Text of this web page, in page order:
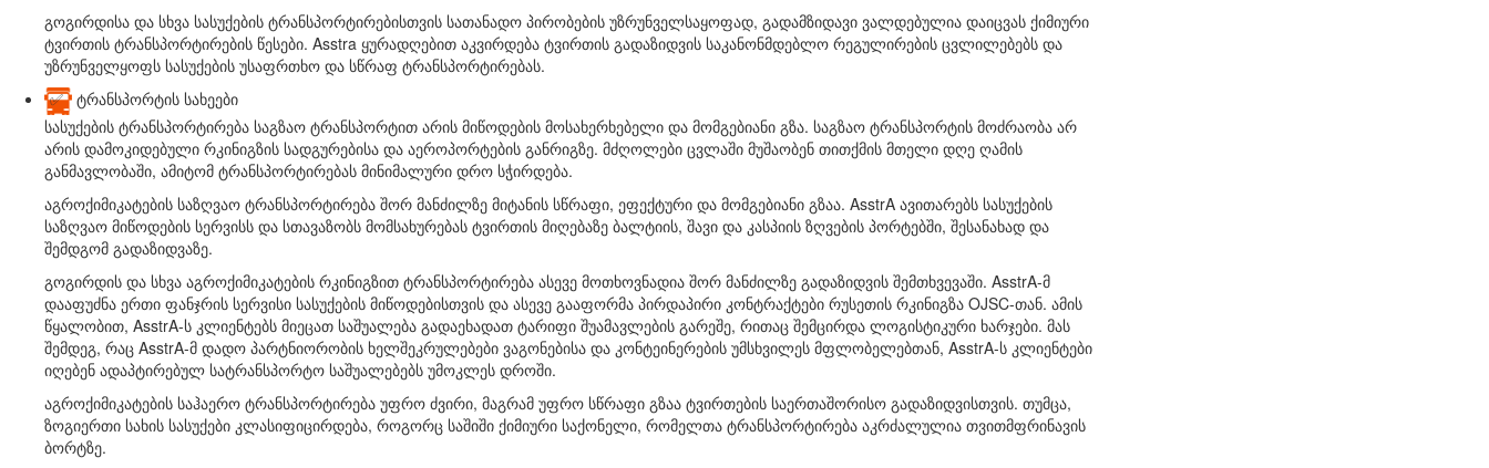
გოგირდისა და სხვა სასუქების ტრანსპორტირებისთვის სათანადო პირობების უზრუნველსაყოფად, გადამზიდავი ვალდებულია დაიცვას ქიმიური
ტვირთის ტრანსპორტირების წესები. Asstra ყურადღებით აკვირდება ტვირთის გადაზიდვის საკანონმდებლო რეგულირების ცვლილებებს და
უზრუნველყოფს სასუქების უსაფრთხო და სწრაფ ტრანსპორტირებას.
✅ ტრანსპორტის სახეები
სასუქების ტრანსპორტირება საგზაო ტრანსპორტით არის მიწოდების მოსახერხებელი და მომგებიანი გზა. საგზაო ტრანსპორტის მოძრაობა არ
არის დამოკიდებული რკინიგზის სადგურებისა და აეროპორტების განრიგზე. მძღოლები ცვლაში მუშაობენ თითქმის მთელი დღე ღამის
განმავლობაში, ამიტომ ტრანსპორტირებას მინიმალური დრო სჭირდება.
აგროქიმიკატების საზღვაო ტრანსპორტირება შორ მანძილზე მიტანის სწრაფი, ეფექტური და მომგებიანი გზაა. AsstrA ავითარებს სასუქების
საზღვაო მიწოდების სერვისს და სთავაზობს მომსახურებას ტვირთის მიღებაზე ბალტიის, შავი და კასპიის ზღვების პორტებში, შესანახად და
შემდგომ გადაზიდვაზე.
გოგირდის და სხვა აგროქიმიკატების რკინიგზით ტრანსპორტირება ასევე მოთხოვნადია შორ მანძილზე გადაზიდვის შემთხვევაში. AsstrA-მ
დააფუძნა ერთი ფანჯრის სერვისი სასუქების მიწოდებისთვის და ასევე გააფორმა პირდაპირი კონტრაქტები რუსეთის რკინიგზა OJSC-თან. ამის
წყალობით, AsstrA-ს კლიენტებს მიეცათ საშუალება გადაეხადათ ტარიფი შუამავლების გარეშე, რითაც შემცირდა ლოგისტიკური ხარჯები. მას
შემდეგ, რაც AsstrA-მ დადო პარტნიორობის ხელშეკრულებები ვაგონებისა და კონტეინერების უმსხვილეს მფლობელებთან, AsstrA-ს კლიენტები
იღებენ ადაპტირებულ სატრანსპორტო საშუალებებს უმოკლეს დროში.
აგროქიმიკატების საჰაერო ტრანსპორტირება უფრო ძვირი, მაგრამ უფრო სწრაფი გზაა ტვირთების საერთაშორისო გადაზიდვისთვის. თუმცა,
ზოგიერთი სახის სასუქები კლასიფიცირდება, როგორც საშიში ქიმიური საქონელი, რომელთა ტრანსპორტირება აკრძალულია თვითმფრინავის
ბორტზე.